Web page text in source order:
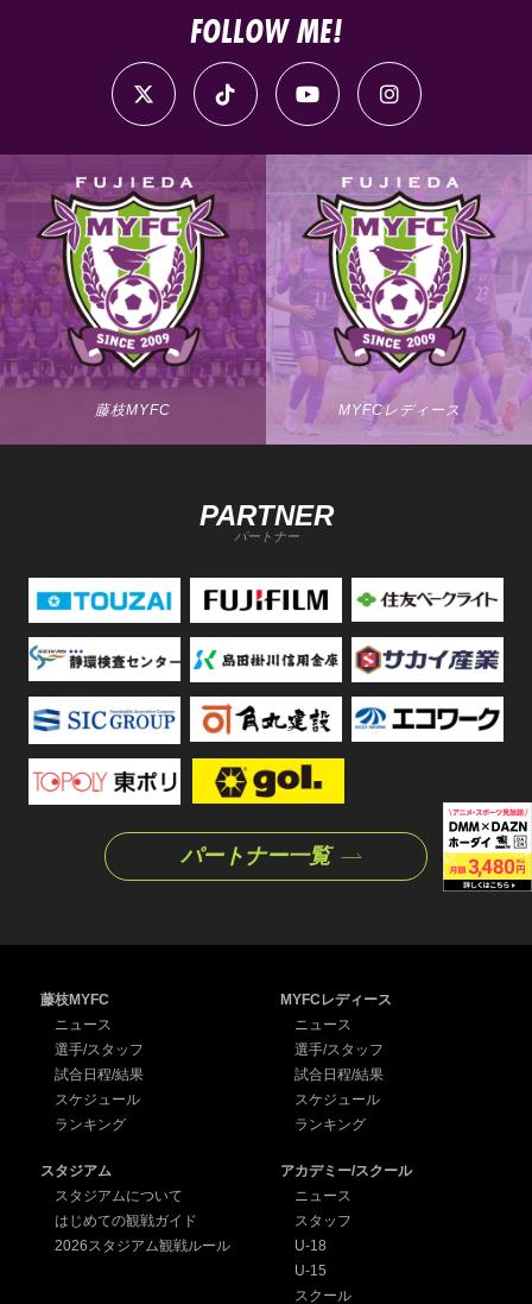
FOLLOW ME!
藤枝MYFC MYFCレディース
PARTNER
パートナー
パートナー一覧
藤枝MYFC
ニュース
選手/スタッフ
試合日程/結果
スケジュール
ランキング
MYFCレディース
ニュース
選手/スタッフ
試合日程/結果
スケジュール
ランキング
スタジアム
スタジアムについて
はじめての観戦ガイド
2026スタジアム観戦ルール
アカデミー/スクール
ニュース
スタッフ
U-18
U-15
スクール